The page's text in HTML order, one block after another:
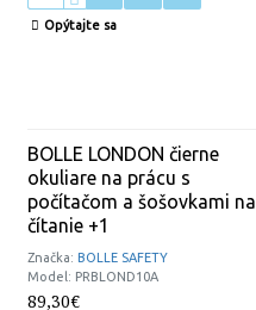
Opýtajte sa
Značka: BOLLE SAFETY
Model: PRBLOND10A
BOLLE LONDON čierne
okuliare na prácu s
počítačom a šošovkami na
čítanie +1
89,30€